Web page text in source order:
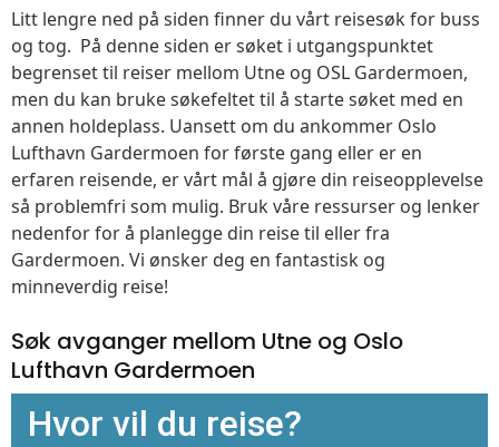
Litt lengre ned på siden finner du vårt reisesøk for buss
og tog. På denne siden er søket i utgangspunktet
begrenset til reiser mellom Utne og OSL Gardermoen,
men du kan bruke søkefeltet til å starte søket med en
annen holdeplass. Uansett om du ankommer Oslo
Lufthavn Gardermoen for første gang eller er en
erfaren reisende, er vårt mål å gjøre din reiseopplevelse
så problemfri som mulig. Bruk våre ressurser og lenker
nedenfor for å planlegge din reise til eller fra
Gardermoen. Vi ønsker deg en fantastisk og
minneverdig reise!
Søk avganger mellom Utne og Oslo
Lufthavn Gardermoen
Hvor vil du reise?